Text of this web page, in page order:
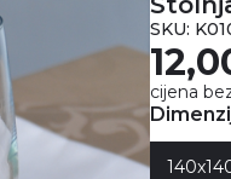
SKU:
cijena